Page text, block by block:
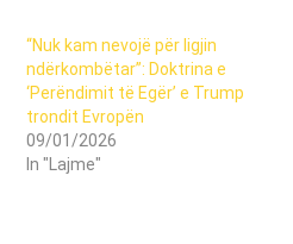
“Nuk kam nevojë për ligjin
ndërkombëtar”: Doktrina e
‘Perëndimit të Egër’ e Trump
trondit Evropën
09/01/2026
In "Lajme"